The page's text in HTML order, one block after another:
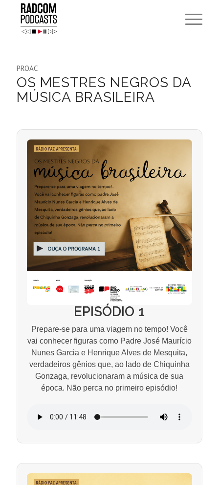
PROAC
OS MESTRES NEGROS DA
MÚSICA BRASILEIRA
EPISÓDIO 1
Prepare-se para uma viagem no tempo! Você
vai conhecer figuras como Padre José Maurício
Nunes Garcia e Henrique Alves de Mesquita,
verdadeiros gênios que, ao lado de Chiquinha
Gonzaga, revolucionaram a música de sua
época. Não perca no primeiro episódio!